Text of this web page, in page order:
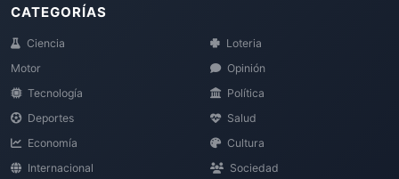
CATEGORÍAS
Ciencia
Motor
Tecnología
Deportes
Economía
Internacional
Loteria
Opinión
Política
Salud
Cultura
Sociedad